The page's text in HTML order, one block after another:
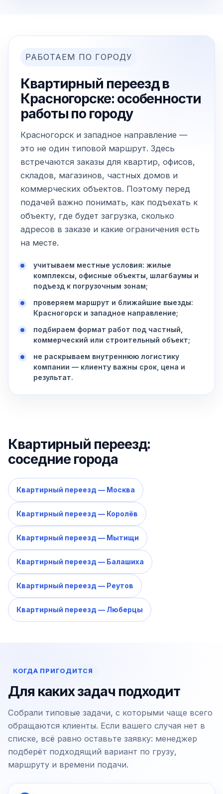
РАБОТАЕМ ПО ГОРОДУ
Квартирный переезд в
Красногорске: особенности
работы по городу
Красногорск и западное направление —
это не один типовой маршрут. Здесь
встречаются заказы для квартир, офисов,
складов, магазинов, частных домов и
коммерческих объектов. Поэтому перед
подачей важно понимать, как подъехать к
объекту, где будет загрузка, сколько
адресов в заказе и какие ограничения есть
на месте.
учитываем местные условия: жилые
комплексы, офисные объекты, шлагбаумы и
подъезд к погрузочным зонам;
проверяем маршрут и ближайшие выезды:
Красногорск и западное направление;
подбираем формат работ под частный,
коммерческий или строительный объект;
не раскрываем внутреннюю логистику
компании — клиенту важны срок, цена и
результат.
Квартирный переезд:
соседние города
Квартирный переезд — Москва
Квартирный переезд — Королёв
Квартирный переезд — Мытищи
Квартирный переезд — Балашиха
Квартирный переезд — Реутов
Квартирный переезд — Люберцы
КОГДА ПРИГОДИТСЯ
Для каких задач подходит
Собрали типовые задачи, с которыми чаще всего
обращаются клиенты. Если вашего случая нет в
списке, всё равно оставьте заявку: менеджер
подберёт подходящий вариант по грузу,
маршруту и времени подачи.